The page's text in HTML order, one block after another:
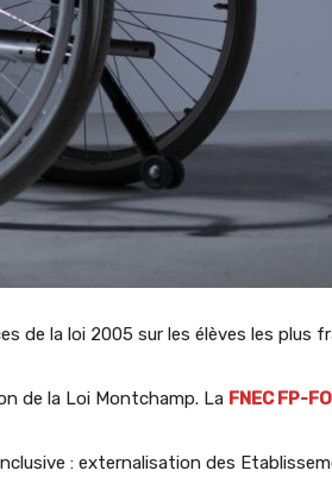
de la loi 2005 sur les élèves les plus
de la Loi Montchamp. La FNEC FP-FO
: externalisation des